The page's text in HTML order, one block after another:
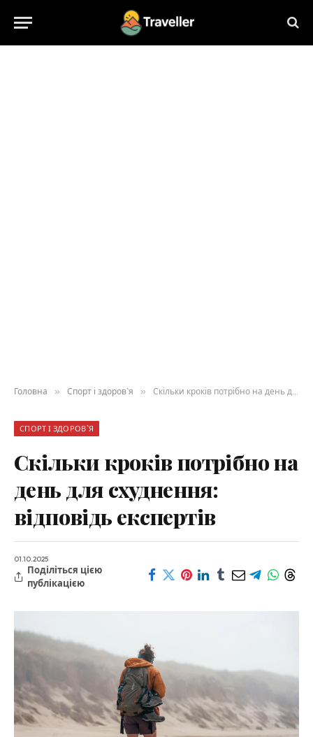
Головна » Спорт і здоров`я » Скільки кроків потрібно на день для схуднення: відповідь експертів
СПОРТ І ЗДОРОВ`Я
Скільки кроків потрібно на
день для схуднення:
відповідь експертів
01.10.2025
Поділіться цією
публікацією